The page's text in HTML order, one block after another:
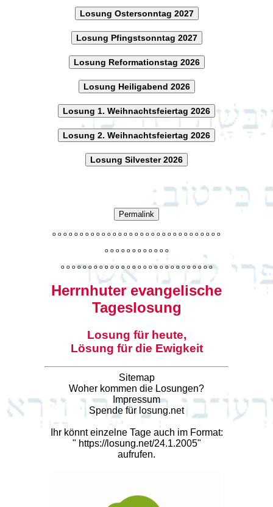
Losung Ostersonntag 2027
Losung Pfingstsonntag 2027
Losung Reformationstag 2026
Losung Heiligabend 2026
Losung 1. Weihnachtsfeiertag 2026
Losung 2. Weihnachtsfeiertag 2026
Losung Silvester 2026
Permalink
o o o o o o o o o o o o o o o o o o o o o o o o o o o o o o o
o o o o o o o o o o o o
o o o o o o o o o o o o o o o o o o o o o o o o o o o o
Herrnhuter evangelische
Tageslosung
Losung für heute,
Lösung für die Ewigkeit
Sitemap
Woher kommen die Losungen?
Impressum
Spende für losung.net
Ihr könnt einzelne Tage auch im Format:
" https://losung.net/24.1.2005"
aufrufen.